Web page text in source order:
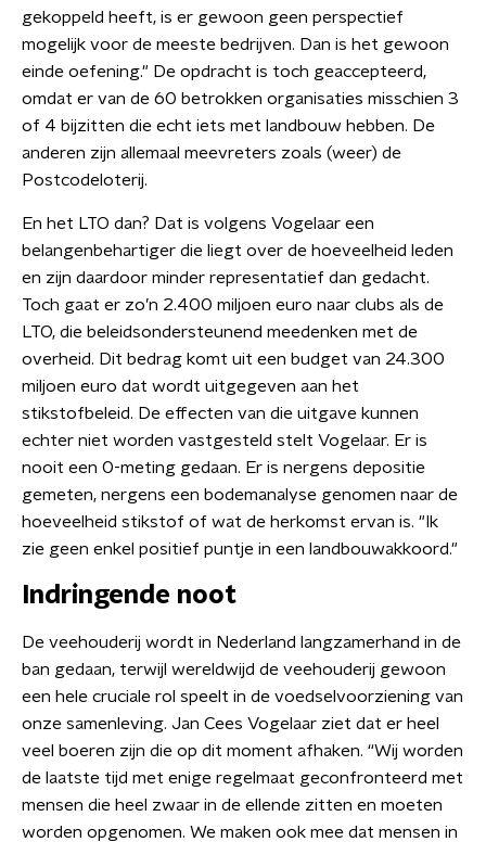
gekoppeld heeft, is er gewoon geen perspectief
mogelijk voor de meeste bedrijven. Dan is het gewoon
einde oefening." De opdracht is toch geaccepteerd,
omdat er van de 60 betrokken organisaties misschien 3
of 4 bijzitten die echt iets met landbouw hebben. De
anderen zijn allemaal meevreters zoals (weer) de
Postcodeloterij.
En het LTO dan? Dat is volgens Vogelaar een
belangenbehartiger die liegt over de hoeveelheid leden
en zijn daardoor minder representatief dan gedacht.
Toch gaat er zo’n 2.400 miljoen euro naar clubs als de
LTO, die beleidsondersteunend meedenken met de
overheid. Dit bedrag komt uit een budget van 24.300
miljoen euro dat wordt uitgegeven aan het
stikstofbeleid. De effecten van die uitgave kunnen
echter niet worden vastgesteld stelt Vogelaar. Er is
nooit een 0-meting gedaan. Er is nergens depositie
gemeten, nergens een bodemanalyse genomen naar de
hoeveelheid stikstof of wat de herkomst ervan is. "Ik
zie geen enkel positief puntje in een landbouwakkoord."
Indringende noot
De veehouderij wordt in Nederland langzamerhand in de
ban gedaan, terwijl wereldwijd de veehouderij gewoon
een hele cruciale rol speelt in de voedselvoorziening van
onze samenleving. Jan Cees Vogelaar ziet dat er heel
veel boeren zijn die op dit moment afhaken. “Wij worden
de laatste tijd met enige regelmaat geconfronteerd met
mensen die heel zwaar in de ellende zitten en moeten
worden opgenomen. We maken ook mee dat mensen in